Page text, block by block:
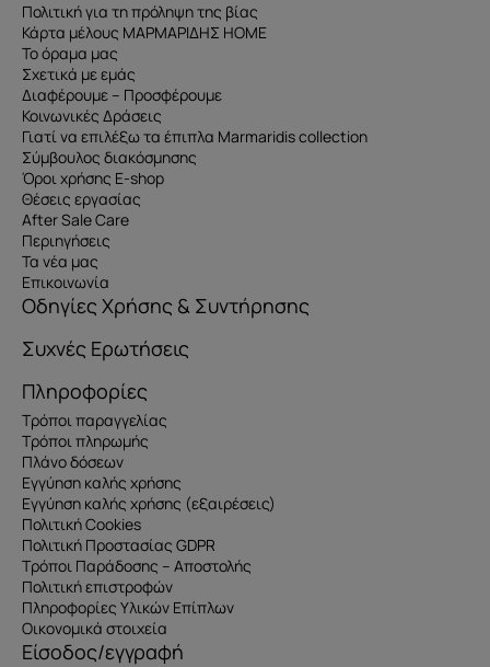
Πολιτική για τη πρόληψη της βίας
Κάρτα μέλους ΜΑΡΜΑΡΙΔΗΣ HOME
Το όραμα μας
Σχετικά με εμάς
Διαφέρουμε – Προσφέρουμε
Κοινωνικές Δράσεις
Γιατί να επιλέξω τα έπιπλα Marmaridis collection
Σύμβουλος διακόσμησης
Όροι χρήσης E-shop
Θέσεις εργασίας
After Sale Care
Περιηγήσεις
Τα νέα μας
Επικοινωνία
Οδηγίες Χρήσης & Συντήρησης
Συχνές Ερωτήσεις
Πληροφορίες
Τρόποι παραγγελίας
Τρόποι πληρωμής
Πλάνο δόσεων
Εγγύηση καλής χρήσης
Εγγύηση καλής χρήσης (εξαιρέσεις)
Πολιτική Cookies
Πολιτική Προστασίας GDPR
Τρόποι Παράδοσης – Αποστολής
Πολιτική επιστροφών
Πληροφορίες Υλικών Επίπλων
Οικονομικά στοιχεία
Είσοδος/εγγραφή